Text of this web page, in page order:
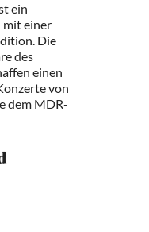
ein
mit einer
Die
des
einen
von
dem MDR-